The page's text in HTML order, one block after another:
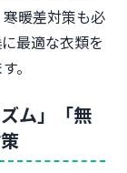
暖差対策も必
最適な衣類を
。
ム」「無